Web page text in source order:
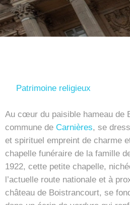
Patrimoine religieux
Au cœur du paisible hameau de
commune de Carnières, se
et spirituel empreint de charme
chapelle funéraire de la famille
1922, cette petite chapelle,
l’actuelle route nationale et à
château de Boistrancourt, se